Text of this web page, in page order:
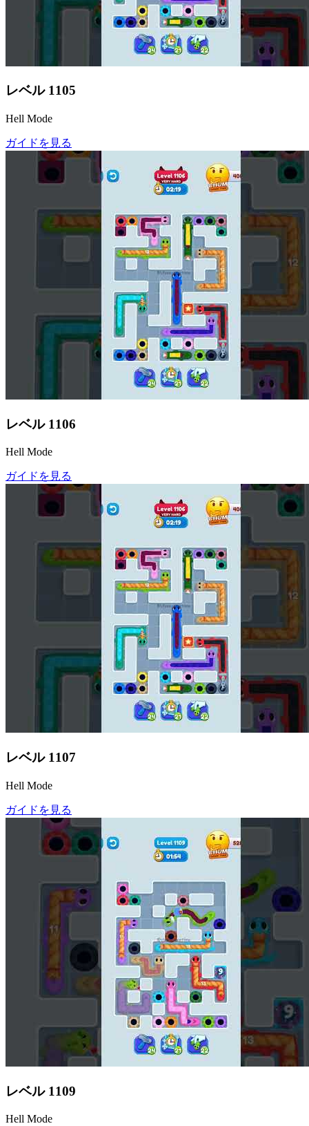
レベル 1105
Hell Mode
ガイドを見る
レベル 1106
Hell Mode
ガイドを見る
レベル 1107
Hell Mode
ガイドを見る
レベル 1109
Hell Mode